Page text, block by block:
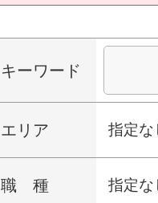
キーワード
エリア 指定な
職 種 指定な